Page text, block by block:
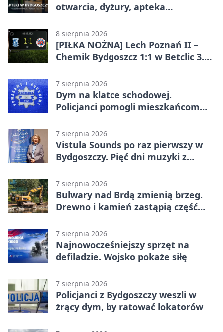
otwarcia, dyżury, apteka
8 sierpnia 2026
[PIŁKA NOŻNA] Lech Poznań II –
Chemik Bydgoszcz 1:1 w Betclic 3.
Bydgoszczanie wywieźli punkt z
Wronek
7 sierpnia 2026
Dym na klatce schodowej.
Policjanci pomogli mieszkańcom
7 sierpnia 2026
Vistula Sounds po raz pierwszy w
Bydgoszczy. Pięć dni muzyki z
7 sierpnia 2026
Bulwary nad Brdą zmienią brzeg.
Drewno i kamień zastąpią część
7 sierpnia 2026
Najnowocześniejszy sprzęt na
defiladzie. Wojsko pokaże siłę
7 sierpnia 2026
Policjanci z Bydgoszczy weszli w
żrący dym, by ratować lokatorów